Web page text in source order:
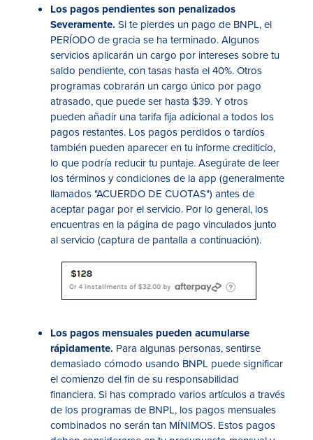
Los pagos pendientes son penalizados
Severamente. Si te pierdes un pago de BNPL, el
PERÍODO de gracia se ha terminado. Algunos
servicios aplicarán un cargo por intereses sobre tu
saldo pendiente, con tasas hasta el 40%. Otros
programas cobrarán un cargo único por pago
atrasado, que puede ser hasta $39. Y otros
pueden añadir una tarifa fija adicional a todos los
pagos restantes. Los pagos perdidos o tardíos
también pueden aparecer en tu informe crediticio,
lo que podría reducir tu puntaje. Asegúrate de leer
los términos y condiciones de la app (generalmente
llamados "ACUERDO DE CUOTAS") antes de
aceptar pagar por el servicio. Por lo general, los
encuentras en la página de pago vinculados junto
al servicio (captura de pantalla a continuación).
Los pagos mensuales pueden acumularse
rápidamente. Para algunas personas, sentirse
demasiado cómodo usando BNPL puede significar
el comienzo del fin de su responsabilidad
financiera. Si has comprado varios artículos a través
de los programas de BNPL, los pagos mensuales
combinados no serán tan MÍNIMOS. Estos pagos